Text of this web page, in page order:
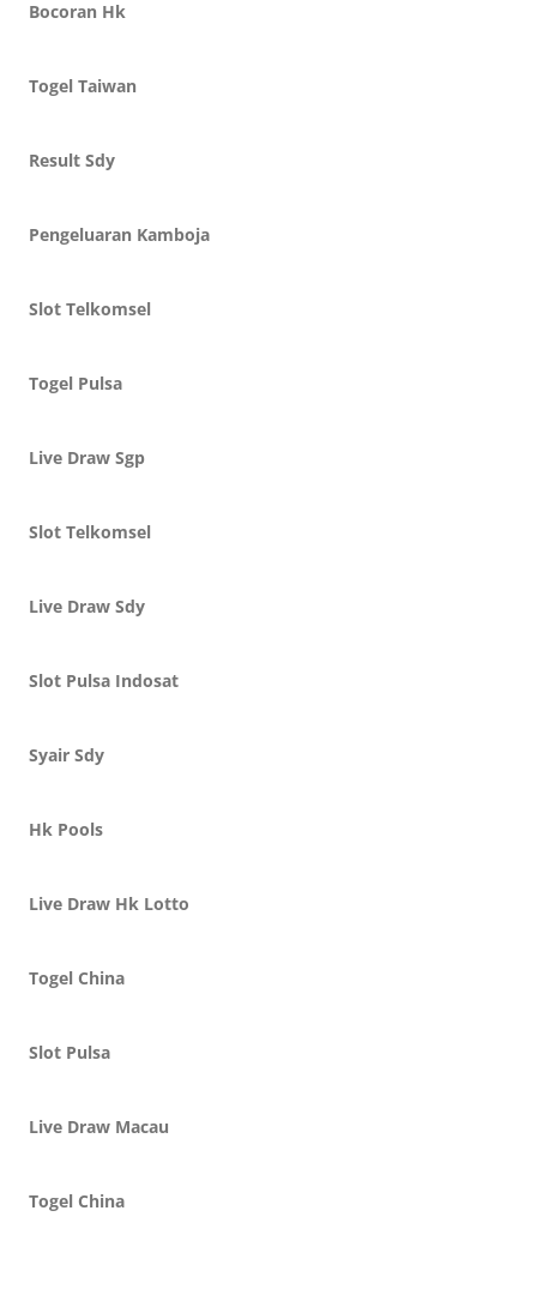
Bocoran Hk
Togel Taiwan
Result Sdy
Pengeluaran Kamboja
Slot Telkomsel
Togel Pulsa
Live Draw Sgp
Slot Telkomsel
Live Draw Sdy
Slot Pulsa Indosat
Syair Sdy
Hk Pools
Live Draw Hk Lotto
Togel China
Slot Pulsa
Live Draw Macau
Togel China